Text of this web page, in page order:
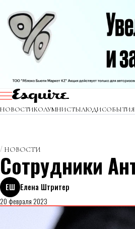
НОВОСТИКОЛУМНИСТЫЛЮДИСОБЫТИЯ
НОВОСТИ
Сотрудники
ЕШ Елена Штритер
20 февраля 2023